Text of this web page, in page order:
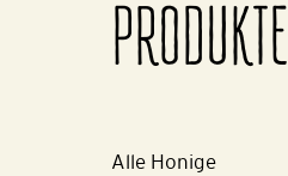
PRODUKTE
Alle Honige